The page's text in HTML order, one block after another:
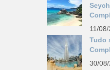
11/08/
Tudo
30/08/